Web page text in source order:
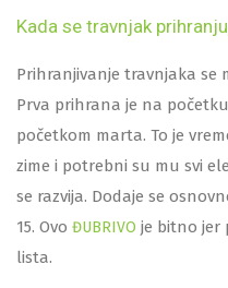
Kada se travnjak
Prihranjivanje travnjaka se
Prva prihrana je na
početkom marta. To je
zime i potrebni su mu svi
se razvija. Dodaje se
15. Ovo ĐUBRIVO je bitno jer
lista.